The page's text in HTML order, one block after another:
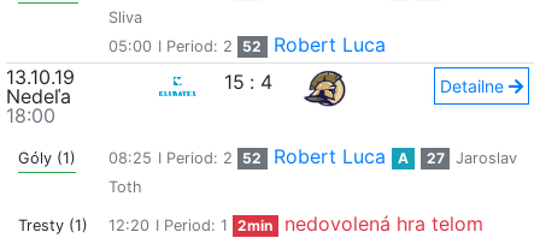
Sliva
05:00 I Period: 2 52
Robert Luca
13.10.19
Nedeľa
18:00
15 : 4 Detailne
Góly (1) 08:25 I Period: 2 52 Robert Luca A 27
Jaroslav
Toth
Tresty (1) 12:20 I Period: 1 2min nedovolená hra telom